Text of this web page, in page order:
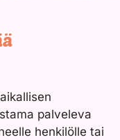
palveleva
henkilölle tai